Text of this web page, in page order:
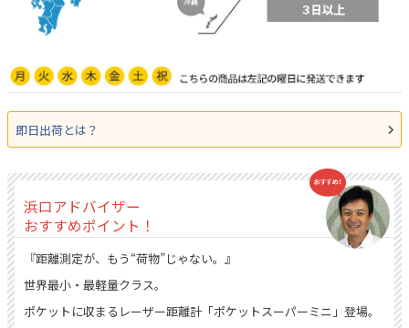
即日出荷とは？
浜口アドバイザー
おすすめポイント！
『距離測定が、もう“荷物”じゃない。』
世界最小・最軽量クラス。
ポケットに収まるレーザー距離計「ポケットスーパーミニ」登場。